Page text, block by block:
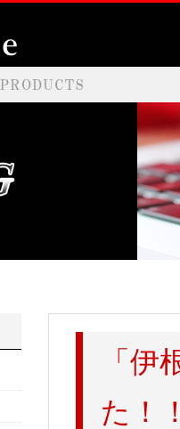
「
た！